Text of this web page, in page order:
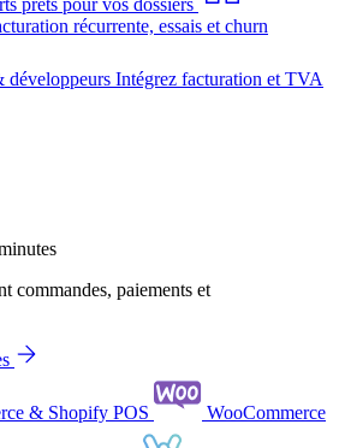
prêts pour vos dossiers
récurrente, essais et churn
développeurs Intégrez facturation et TVA
commandes, paiements et
& Shopify POS WooCommerce